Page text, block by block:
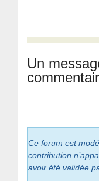
Un
Ce forum est
contribution
avoir été validée